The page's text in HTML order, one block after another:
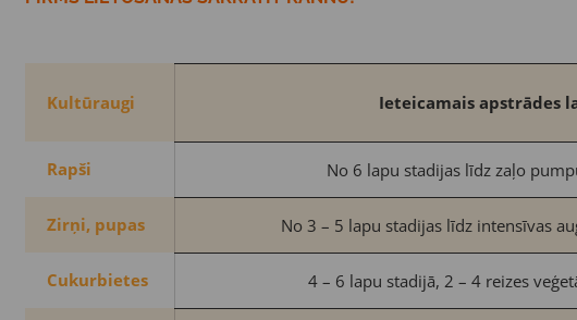
Kultūraugi Ieteicamais apstrādes
Rapši No 6 lapu stadijas līdz zaļo
Zirņi, pupas No 3 – 5 lapu stadijas līdz intensīvas
Cukurbietes 4 – 6 lapu stadijā, 2 – 4 reizes